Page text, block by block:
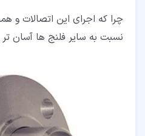
چرا که اجرای این اتصالات و
نسبت به سایر فلنج ها آسان